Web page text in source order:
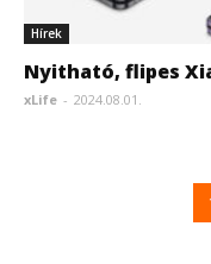
Hírek
Nyitható, flipes
xLife - 2024.08.01.